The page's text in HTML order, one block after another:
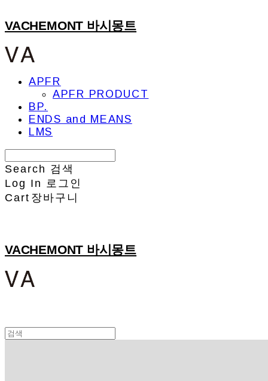
VACHEMONT 바시몽트
APFR
APFR PRODUCT
BP.
ENDS and MEANS
LMS
Search 검색
Log In 로그인
Cart 장바구니
VACHEMONT 바시몽트